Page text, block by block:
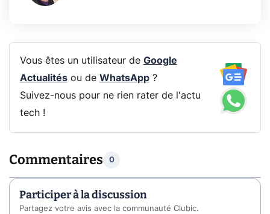
Vous êtes un utilisateur de Google
Actualitésou de WhatsApp?
Suivez-nous pour ne rien rater de l'actu
tech !
Commentaires 0
Participer à la discussion
Partagez votre avis avec la communauté Clubic.